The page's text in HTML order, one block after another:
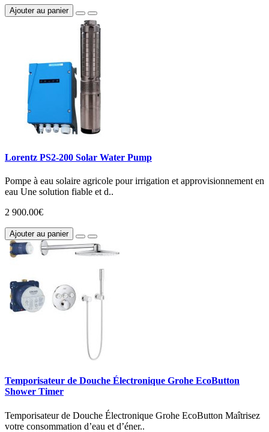
Ajouter au panier
Lorentz PS2-200 Solar Water Pump
Pompe à eau solaire agricole pour irrigation et approvisionnement en
eau Une solution fiable et d..
2 900.00€
Ajouter au panier
Temporisateur de Douche Électronique Grohe EcoButton
Shower Timer
Temporisateur de Douche Électronique Grohe EcoButton Maîtrisez
votre consommation d’eau et d’éner..